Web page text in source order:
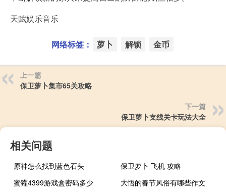
天赋娱乐音乐
网络标签： 萝卜 解锁 金币
上一篇
保卫萝卜集市65关攻略
下一篇
保卫萝卜支线关卡玩法大全
相关问题
原神怎么找到蓝色石头
保卫萝卜 飞机 攻略
蜜獾4399游戏盒密码多少
大悟的春节风俗有哪些作文